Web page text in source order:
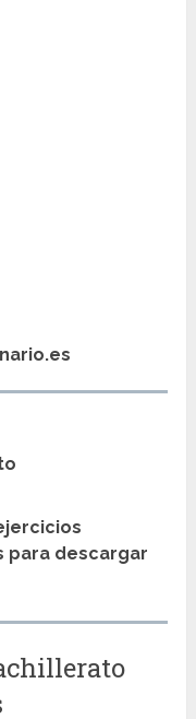
para descargar